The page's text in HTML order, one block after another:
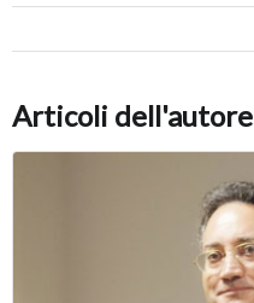
Articoli dell'autore